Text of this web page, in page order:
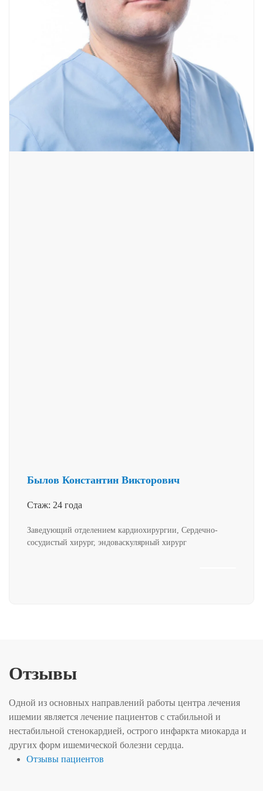
Былов Константин Викторович
Стаж: 24 года
Заведующий отделением кардиохирургии, Сердечно-
сосудистый хирург, эндоваскулярный хирург
Отзывы
Одной из основных направлений работы центра лечения
ишемии является лечение пациентов с стабильной и
нестабильной стенокардией, острого инфаркта миокарда и
других форм ишемической болезни сердца.
Отзывы пациентов